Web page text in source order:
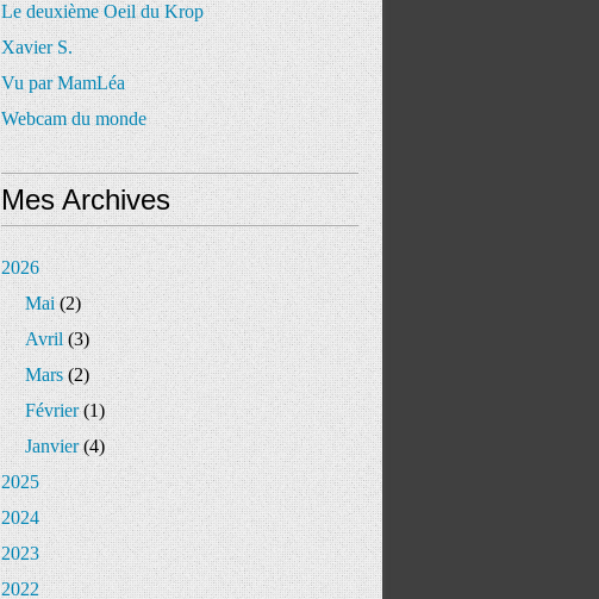
Le deuxième Oeil du Krop
Xavier S.
Vu par MamLéa
Webcam du monde
Mes Archives
2026
Mai(2)
Avril(3)
Mars(2)
Février(1)
Janvier(4)
2025
2024
2023
2022